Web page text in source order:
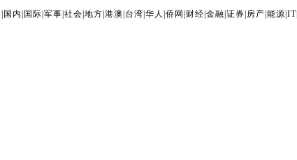
国内 国际 军事 社会 地方 港澳 台湾 华人 侨网 财经 金融 证券 房产 能源 IT|